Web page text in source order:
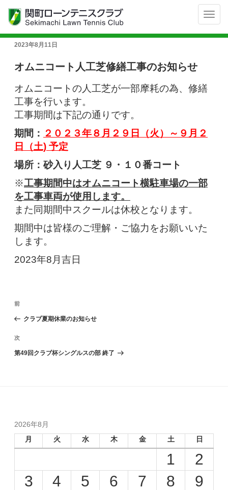
投
日:
2023年8月11日
オムニコート人工芝修繕工事のお知らせ
オムニコートの人工芝が一部摩耗の為、修繕
工事を行います。
工事期間は下記の通りです。
期間： ２０２３年８月２９日（火）～９月２
日（土) 予定
場所：砂入り人工芝 ９・１０番コート
※工事期間中はオムニコート横駐車場の一部
を工事車両が使用します。
また同期間中スクールは休校となります。
期間中は皆様のご理解・ご協力をお願いいた
します。
2023年8月吉日
投
稿
ナ
ビ
ョ
ン
過
去
投
前
クラブ夏期休業のお知らせ
次
の
次
第49回クラブ杯シングルスの部 終了
2026年8月
月
火 水 木 金 土 日
1
2
3
4 5 6 7 8
9